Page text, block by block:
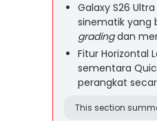
Galaxy S26
sinematik yang
gradingdan
Fitur Horizontal
sementara
perangkat
This section